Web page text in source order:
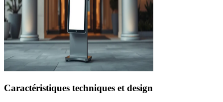
Caractéristiques techniques et design